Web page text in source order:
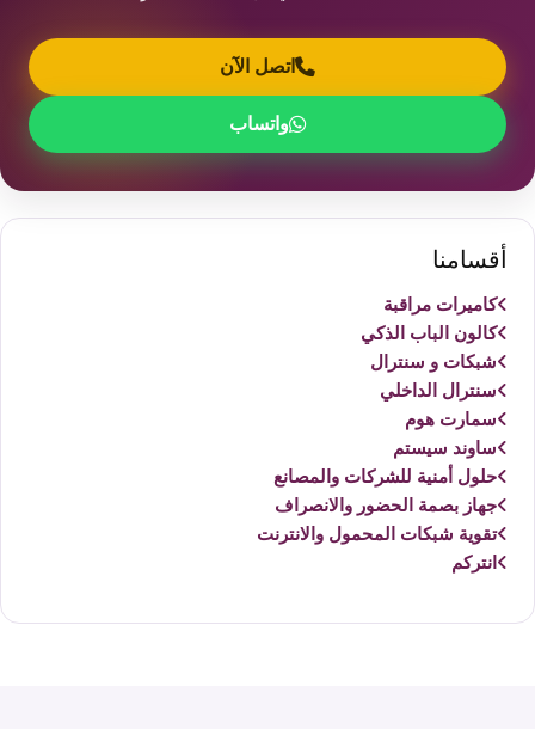
اتصل الآن
واتساب
أقسامنا
كاميرات مراقبة
كالون الباب الذكي
شبكات و سنترال
سنترال الداخلي
سمارت هوم
ساوند سيستم
حلول أمنية للشركات والمصانع
جهاز بصمة الحضور والانصراف
تقوية شبكات المحمول والانترنت
انتركم